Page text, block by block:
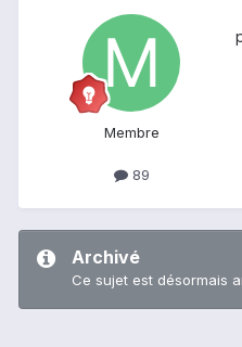
Membre
89
Archivé
Ce sujet est désormais